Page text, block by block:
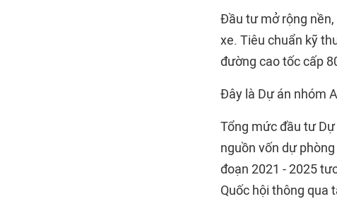
Đầu tư mở rộng
xe. Tiêu chuẩn kỹ
đường cao tốc cấp
Đây là Dự án nhóm
Tổng mức đầu tư
nguồn vốn dự
đoạn 2021 - 2025
Quốc hội thông qua